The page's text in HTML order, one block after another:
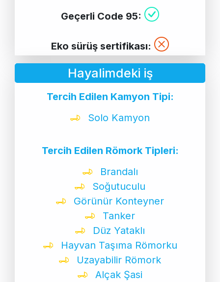
Geçerli Code 95:
Eko sürüş sertifikası:
Hayalimdeki iş
Tercih Edilen Kamyon Tipi:
Solo Kamyon
Tercih Edilen Römork Tipleri:
Brandalı
Soğutuculu
Görünür Konteyner
Tanker
Düz Yataklı
Hayvan Taşıma Römorku
Uzayabilir Römork
Alçak Şasi